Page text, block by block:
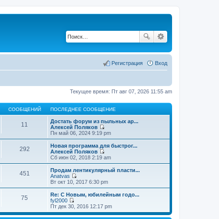
Вход
Регистрация
Текущее время: Пт авг 07, 2026 11:55 am
СООБЩЕНИЙ ПОСЛЕДНЕЕ СООБЩЕНИЕ
11
Достать форум из пыльных ар...
Алексей Поляков
П
е
р
е
й
т
к
о
л
д
н
Пн май 06, 2024 9:19 pm
292
Новая программа для быстрог...
Алексей Поляков
П
е
р
е
й
т
и
к
о
с
Сб июн 02, 2018 2:19 am
451
Продам лентикулярный пласти...
Anatvas
П
е
р
е
й
т
и
Вт окт 10, 2017 6:30 pm
75
Re: С Новым, юбилейным годо...
fyl2000
П
е
р
Пт дек 30, 2016 12:17 pm